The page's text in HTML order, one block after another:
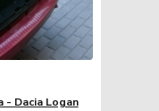
- Dacia Logan